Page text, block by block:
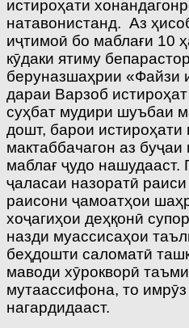
истироҳати
натавонистанд. Аз
иҷтимоӣ бо маблағи 10
кӯдаки ятиму
беруназшаҳрии «Файзи
дараи Варзоб
суҳбат мудири шуъбаи
дошт, барои
мактаббачагон аз
маблағ ҷудо нашудааст.
ҷаласаи назоратӣ
раисони ҷамоатҳои
хоҷагиҳои деҳқонӣ
назди муассисаҳои
беҳдошти саломатӣ
маводи хӯрокворӣ
мутаассифона, то
нагардидааст.